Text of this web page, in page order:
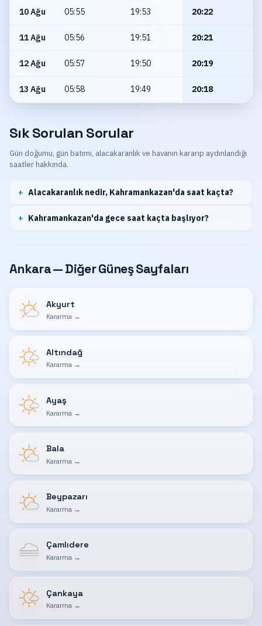
10 Ağu 05:55 19:53 20:22
11 Ağu 05:56 19:51 20:21
12 Ağu 05:57 19:50 20:19
13 Ağu 05:58 19:49 20:18
Sık Sorulan Sorular
Gün doğumu, gün batımı, alacakaranlık ve havanın kararıp aydınlandığı
saatler hakkında.
Alacakaranlık nedir, Kahramankazan'da saat kaçta?
Kahramankazan'da gece saat kaçta başlıyor?
Ankara — Diğer Güneş Sayfaları
Akyurt
Kararma→
Altındağ
Kararma→
Ayaş
Kararma →
Bala
Kararma →
Beypazarı
Kararma →
Çamlıdere
Kararma→
Çankaya
Kararma→